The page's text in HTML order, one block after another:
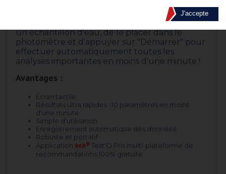
J'accepte
Il suffit de remplir un disque de réactifs avec
un échantillon d'eau, de le placer dans le
photomètre et d'appuyer sur "Démarrer" pour
effectuer automatiquement toutes les
analyses importantes en moins d'une minute !
Avantages :
Écran tactile
Résultats ultra rapides : 10 paramètres en moins
d'une minute
Simple d'utilisation
Enregistrement automatique des données
Robuste et portatif
Application hth® Test'O Pro multi-plateforme de
recommandations 100% gratuite